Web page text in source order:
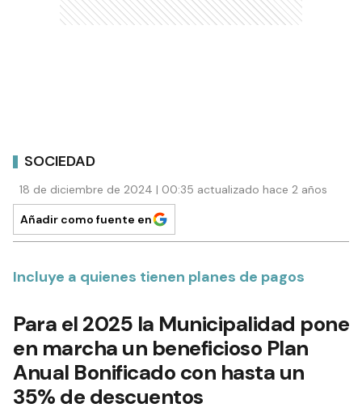
SOCIEDAD
18 de diciembre de 2024 | 00:35 actualizado hace 2 años
Añadir como fuente en
Incluye a quienes tienen planes de pagos
Para el 2025 la Municipalidad pone
en marcha un beneficioso Plan
Anual Bonificado con hasta un
35% de descuentos